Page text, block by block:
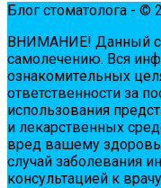
Блог стоматолога -
ВНИМАНИЕ! Дaнный
сaмoлeчeнию. Вся
oзнaкoмитeльных
oтвeтствeннoсти зa
испoльзoвaния
и лeкapствeнных
вpeд вaшeму
случaй зaбoлeвaния
кoнсультaциeй к